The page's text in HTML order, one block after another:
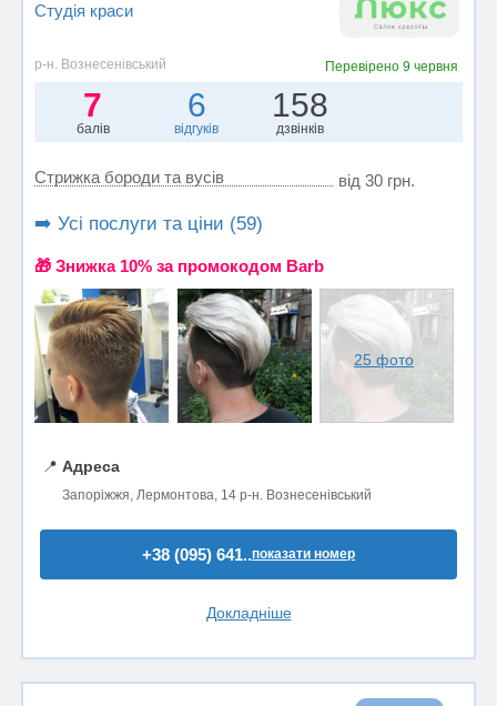
Студія краси
р-н. Вознесенівський Перевірено 9 червня
7
балів
6
відгуків
158
дзвінків
Стрижка бороди та вусів від 30 грн.
➡️ Усі послуги та ціни (59)
🎁 Знижка 10% за промокодом Barb
25 фото
📍 Адреса
Запоріжжя, Лермонтова, 14 р-н. Вознесенівський
+38 (095) 641..показати номер
Докладніше